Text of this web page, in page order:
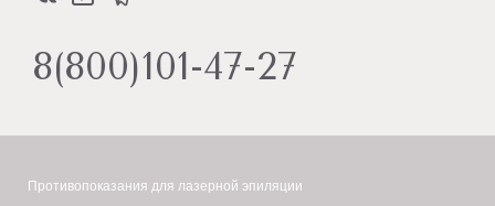
заболеваний;
аутоиммунные
заболевания;
герпес
8(800)101-47-27
Противопоказания для лазерной эпиляции